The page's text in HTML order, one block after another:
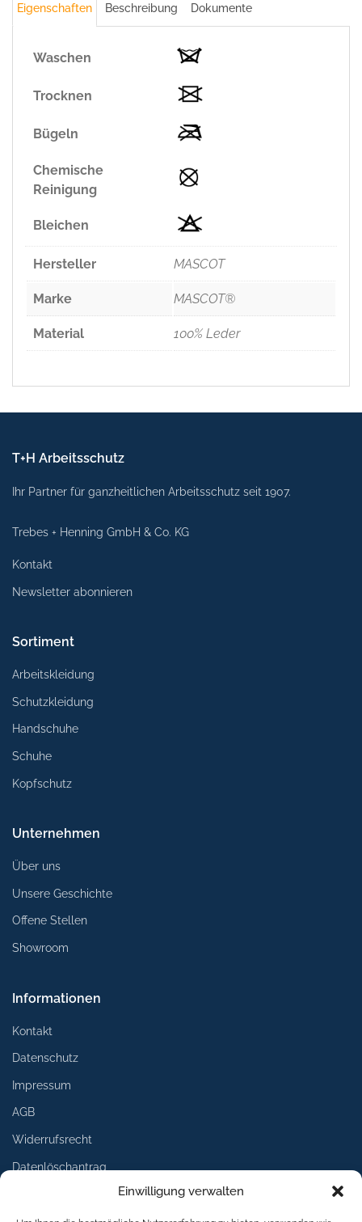
Einwilligung verwalten
Eigenschaften Beschreibung Dokumente
Waschen
Trocknen
Bügeln
Chemische
Reinigung
Bleichen
Hersteller MASCOT
Marke MASCOT®
Material 100% Leder
T+H Arbeitsschutz
Ihr Partner für ganzheitlichen Arbeitsschutz seit 1907.
Trebes + Henning GmbH & Co. KG
Kontakt
Newsletter abonnieren
Sortiment
Arbeitskleidung
Schutzkleidung
Handschuhe
Schuhe
Kopfschutz
Unternehmen
Über uns
Unsere Geschichte
Offene Stellen
Showroom
Informationen
Kontakt
Datenschutz
Impressum
AGB
Widerrufsrecht
Datenlöschantrag
Services